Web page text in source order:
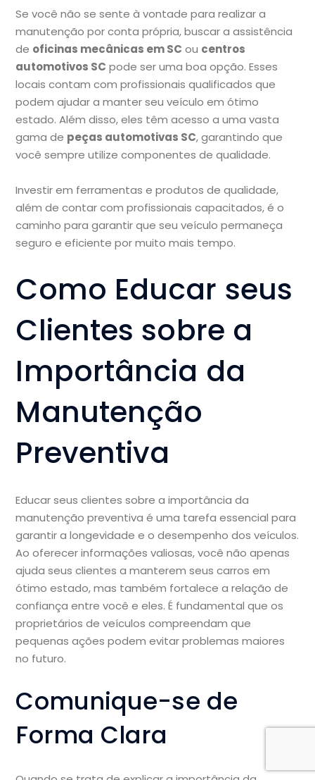
Se você não se sente à vontade para realizar a
manutenção por conta própria, buscar a assistência
de oficinas mecânicas em SC ou centros
automotivos SC pode ser uma boa opção. Esses
locais contam com profissionais qualificados que
podem ajudar a manter seu veículo em ótimo
estado. Além disso, eles têm acesso a uma vasta
gama de peças automotivas SC, garantindo que
você sempre utilize componentes de qualidade.
Investir em ferramentas e produtos de qualidade,
além de contar com profissionais capacitados, é o
caminho para garantir que seu veículo permaneça
seguro e eficiente por muito mais tempo.
Como Educar seus
Clientes sobre a
Importância da
Manutenção
Preventiva
Educar seus clientes sobre a importância da
manutenção preventiva é uma tarefa essencial para
garantir a longevidade e o desempenho dos veículos.
Ao oferecer informações valiosas, você não apenas
ajuda seus clientes a manterem seus carros em
ótimo estado, mas também fortalece a relação de
confiança entre você e eles. É fundamental que os
proprietários de veículos compreendam que
pequenas ações podem evitar problemas maiores
no futuro.
Comunique-se de
Forma Clara